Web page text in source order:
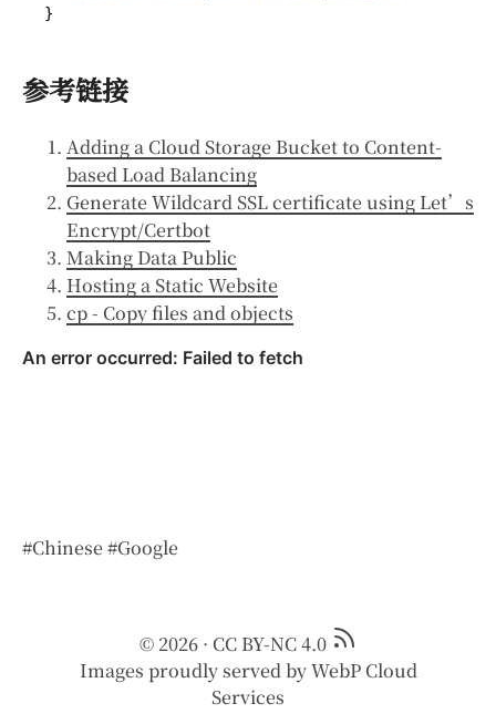
}
参考链接
Adding a Cloud Storage Bucket to Content-
based Load Balancing
Generate Wildcard SSL certificate using Let’s
Encrypt/Certbot
Making Data Public
Hosting a Static Website
cp - Copy files and objects
#Chinese#Google
© 2026 · CC BY-NC 4.0
Images proudly served byWebP Cloud
Services